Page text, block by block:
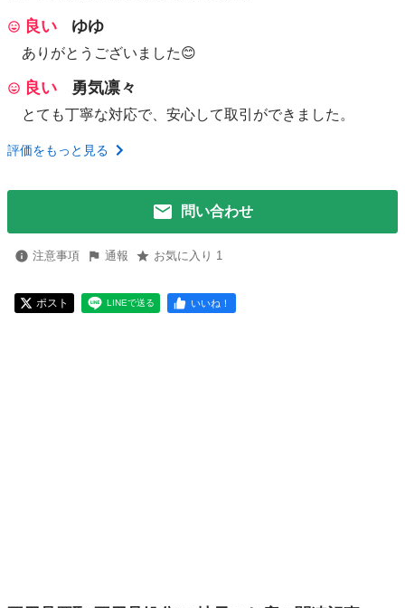
良い ゆゆ
ありがとうございました😊
良い 勇気凛々
とても丁寧な対応で、安心して取引ができました。
評価をもっと見る
問い合わせ
注意事項 通報 お気に入り 1
ポスト LINEで送る いいね！